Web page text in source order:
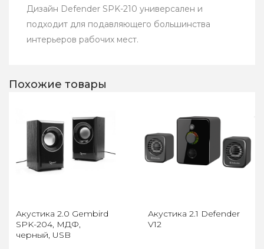
Дизайн Defender SPK-210 универсален и
подходит для подавляющего большинства
интерьеров рабочих мест.
Похожие товары
Акустика 2.0 Gembird
SPK-204, МДФ,
черный, USB
Акустика 2.1 Defender
V12